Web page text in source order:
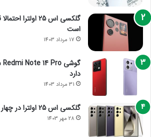
است
17 مرداد 1403
دارد
31 مرداد 1403
گلکسی اس 25 اولترا در چهار رنگ عرضه می شود
28 مهر 1403